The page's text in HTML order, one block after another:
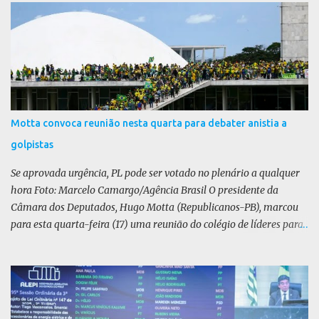
i
Motta convoca reunião nesta quarta para debater anistia a
golpistas
Se aprovada urgência, PL pode ser votado no plenário a qualquer
hora Foto: Marcelo Camargo/Agência Brasil O presidente da
Câmara dos Deputados, Hugo Motta (Republicanos-PB), marcou
para esta quarta-feira (17) uma reunião do colégio de líderes para
disse, em uma rede social, que a reunião vai “deliberar sobre a
urgência dos projetos que tratam do acontecido em 8 de janeiro de
2023”. Se aprovada urgência, o PL poderia ser votado no Plenário a